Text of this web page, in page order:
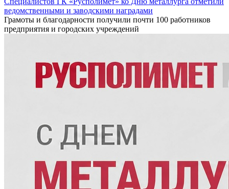
ведомственными и заводскими наградами
Грамоты и благодарности получили почти 100 работников
предприятия и городских учреждений